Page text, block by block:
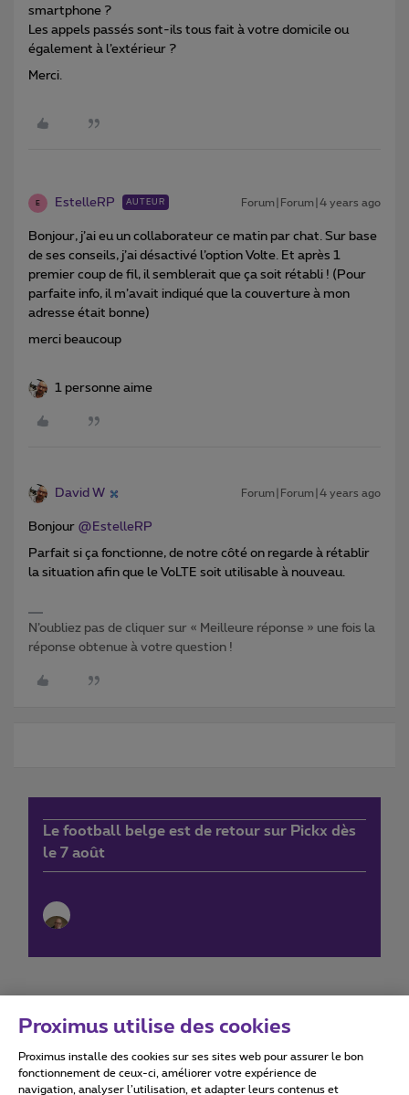
smartphone ?
Les appels passés sont-ils tous fait à votre domicile ou
également à l’extérieur ?
Merci.
E EstelleRP AUTEUR Forum|Forum|4 years ago
Bonjour, j’ai eu un collaborateur ce matin par chat. Sur base
de ses conseils, j’ai désactivé l’option Volte. Et après 1
premier coup de fil, il semblerait que ça soit rétabli ! (Pour
parfaite info, il m’avait indiqué que la couverture à mon
adresse était bonne)
merci beaucoup
1 personne aime
David W Forum|Forum|4 years ago
Bonjour @EstelleRP
Parfait si ça fonctionne, de notre côté on regarde à rétablir
la situation afin que le VoLTE soit utilisable à nouveau.
N’oubliez pas de cliquer sur « Meilleure réponse » une fois la
réponse obtenue à votre question !
Le football belge est de retour sur Pickx dès
le 7 août
Conditions d'utilisation Accessibility statement
Proximus utilise des cookies
Proximus installe des cookies sur ses sites web pour assurer le bon
fonctionnement de ceux-ci, améliorer votre expérience de
navigation, analyser l’utilisation, et adapter leurs contenus et